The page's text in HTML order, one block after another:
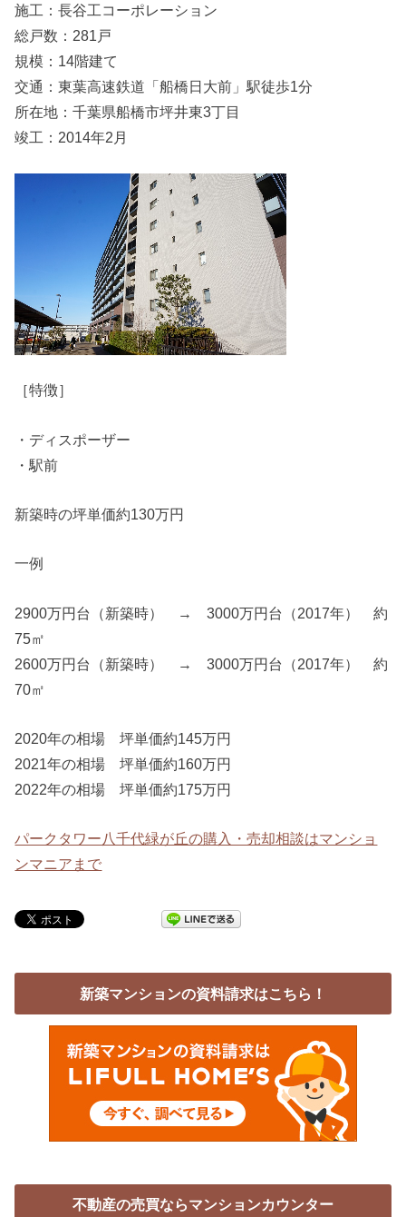
施工：長谷工コーポレーション
総戸数：281戸
規模：14階建て
交通：東葉高速鉄道「船橋日大前」駅徒歩1分
所在地：千葉県船橋市坪井東3丁目
竣工：2014年2月
［特徴］
・ディスポーザー
・駅前
新築時の坪単価約130万円
一例
2900万円台（新築時） → 3000万円台（2017年） 約
75㎡
2600万円台（新築時） → 3000万円台（2017年） 約
70㎡
2020年の相場 坪単価約145万円
2021年の相場 坪単価約160万円
2022年の相場 坪単価約175万円
パークタワー八千代緑が丘の購入・売却相談はマンショ
ンマニアまで
新築マンションの資料請求はこちら！
不動産の売買ならマンションカウンター